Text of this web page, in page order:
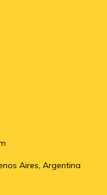
Aires, Argentina